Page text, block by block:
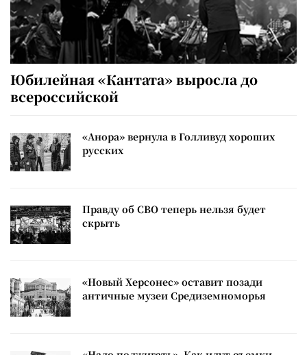
Юбилейная «Кантата» выросла до
всероссийской
«Анора» вернула в Голливуд хороших
русских
Правду об СВО теперь нельзя будет
скрыть
«Новый Херсонес» оставит позади
античные музеи Средиземноморья